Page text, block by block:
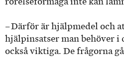
– Därför är hjälpmedel och
hjälpinsatser man behöver i
också viktiga. De frågorna